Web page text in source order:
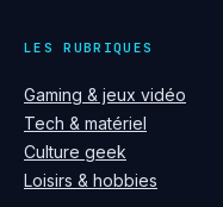
LES RUBRIQUES
Gaming & jeux vidéo
Tech & matériel
Culture geek
Loisirs & hobbies